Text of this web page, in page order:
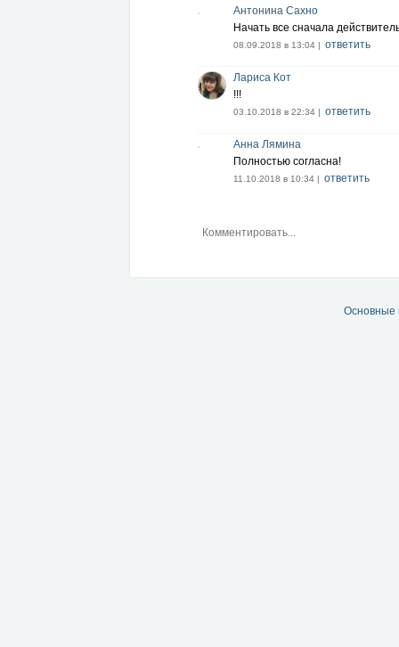
Антонина Сахно
Начать все сначала
08.09.2018 в 13:04 | ответить
Лариса Кот
!!!
03.10.2018 в 22:34 | ответить
Анна Лямина
Полностью согласна!
11.10.2018 в 10:34 | ответить
Основные